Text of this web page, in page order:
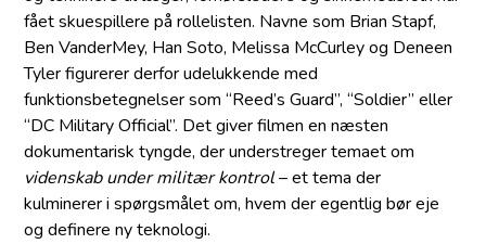
fået skuespillere på rollelisten. Navne som Brian Stapf,
Ben VanderMey, Han Soto, Melissa McCurley og Deneen
Tyler figurerer derfor udelukkende med
funktionsbetegnelser som “Reed’s Guard”, “Soldier” eller
“DC Military Official”. Det giver filmen en næsten
dokumentarisk tyngde, der understreger temaet om
videnskab under militær kontrol– et tema der
kulminerer i spørgsmålet om, hvem der egentlig bør eje
og definere ny teknologi.